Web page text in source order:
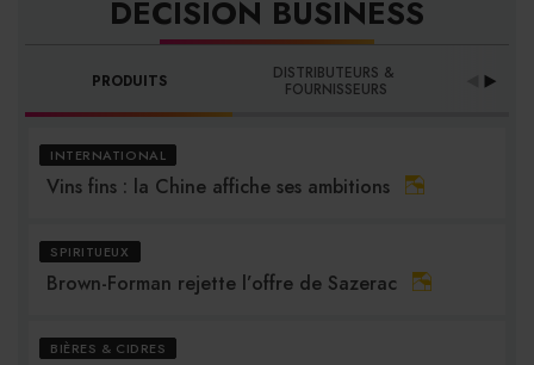
DÉCISION BUSINESS
PRODUITS DISTRIBUTEURS &
FOURNISSEURS
INTERNATIONAL
Vins fins : la Chine affiche ses ambitions
SPIRITUEUX
Brown-Forman rejette l’offre de Sazerac
BIÈRES & CIDRES